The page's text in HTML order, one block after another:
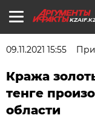
09.11.2021 15:55
Кража
тенге
области